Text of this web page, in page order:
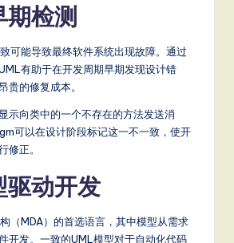
检测
可能导致最终软件系统出现故障。通过
有助于在开发周期早期发现设计错
贵的修复成本。
示向类中的一个不存在的方法发送消
可以在设计阶段标记这一不一致，使开
修正。
驱动开发
（MDA）的首选语言，其中模型从需求
开发。一致的UML模型对于自动化代码